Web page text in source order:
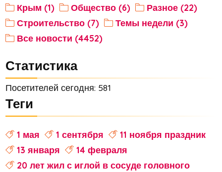
Крым (1)
Общество (6)
Разное (22)
Строительство (7)
Темы недели (3)
Все новости (4452)
Статистика
Посетителей сегодня: 581
Теги
1 мая 1 сентября
11 ноября праздник
13 января
14 февраля
20 лет жил с иглой в сосуде головного